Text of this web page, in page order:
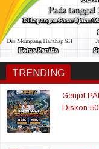
TRENDING
Genjot
Diskon